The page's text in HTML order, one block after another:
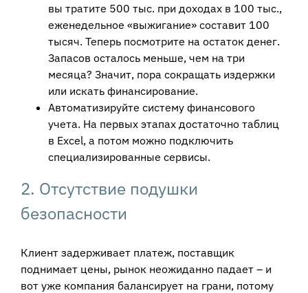
вы тратите 500 тыс. при доходах в 100 тыс.,
еженедельное «выжигание» составит 100
тысяч. Теперь посмотрите на остаток денег.
Запасов осталось меньше, чем на три
месяца? Значит, пора сокращать издержки
или искать финансирование.
Автоматизируйте систему финансового
учета. На первых этапах достаточно таблиц
в Excel, а потом можно подключить
специализированные сервисы.
2. Отсутствие подушки
безопасности
Клиент задерживает платеж, поставщик
поднимает цены, рынок неожиданно падает – и
вот уже компания балансирует на грани, потому